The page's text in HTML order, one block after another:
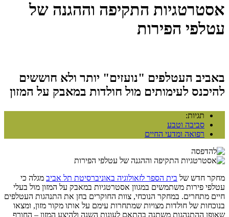
אסטרטגיות התקיפה וההגנה של
עטלפי הפירות
באביב העטלפים "נועזים" יותר ולא חוששים
להיכנס לעימותים מול חולדות במאבק על המזון
תגיות:
סביבה וטבע
רפואה ומדעי החיים
מחקר חדש של בית הספר לזאולוגיה באוניברסיטת תל אביב מגלה כי
עטלפי פירות משתמשים במגוון אסטרטגיות במאבק על המזון מול בעלי
חיים מתחרים. במחקר הנוכחי, צוות החוקרים בחן את התנהגות העטלפים
בנוכחות של חולדות מצויות שמתחרות עימם על אותו מקור מזון, ומצאו
שאופן ההתנהגות משתנה בהתאם לעונות השנה ולהיצע המזון – החורף